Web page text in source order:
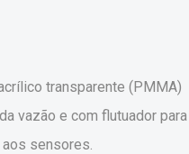
transparente (PMMA)
vazão e com flutuador
sensores.